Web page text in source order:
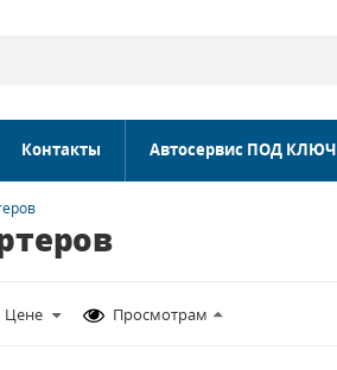
Контакты Автосервис ПОД КЛЮЧ
Цене Просмотрам